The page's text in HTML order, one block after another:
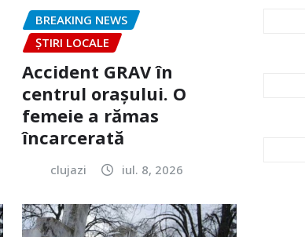
BREAKING NEWS
ȘTIRI LOCALE
Accident GRAV în
centrul orașului. O
femeie a rămas
încarcerată
clujazi iul. 8, 2026